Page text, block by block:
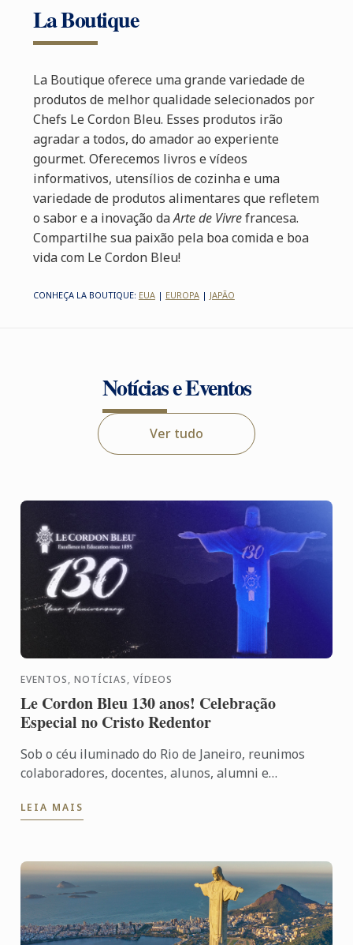
La Boutique
La Boutique oferece uma grande variedade de
produtos de melhor qualidade selecionados por
Chefs Le Cordon Bleu. Esses produtos irão
agradar a todos, do amador ao experiente
gourmet. Oferecemos livros e vídeos
informativos, utensílios de cozinha e uma
variedade de produtos alimentares que refletem
o sabor e a inovação daArte de Vivrefrancesa.
Compartilhe sua paixão pela boa comida e boa
vida com Le Cordon Bleu!
CONHEÇA LA BOUTIQUE: EUA| EUROPA| JAPÃO
Notícias e Eventos
Ver tudo
EVENTOS, NOTÍCIAS, VÍDEOS
Le Cordon Bleu 130 anos! Celebração
Especial no Cristo Redentor
Sob o céu iluminado do Rio de Janeiro, reunimos
colaboradores, docentes, alunos, alumni e
simboliza nossa ...
LEIA MAIS